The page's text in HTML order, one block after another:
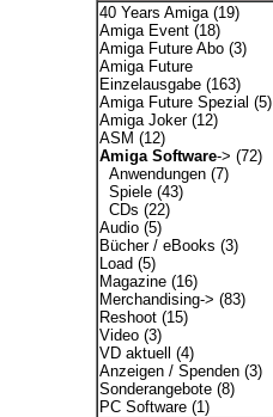
40 Years Amiga(19)
Amiga Event(18)
Amiga Future Abo(3)
Amiga Future
Einzelausgabe(163)
Amiga Future Spezial (5)
Amiga Joker(12)
ASM (12)
Amiga Software-> (72)
Anwendungen(7)
Spiele(43)
CDs (22)
Audio(5)
Bücher / eBooks (3)
Load (5)
Magazine(16)
Merchandising-> (83)
Reshoot(15)
Video(3)
VD aktuell
(4)
Anzeigen / Spenden(3)
Sonderangebote(8)
PC Software(1)